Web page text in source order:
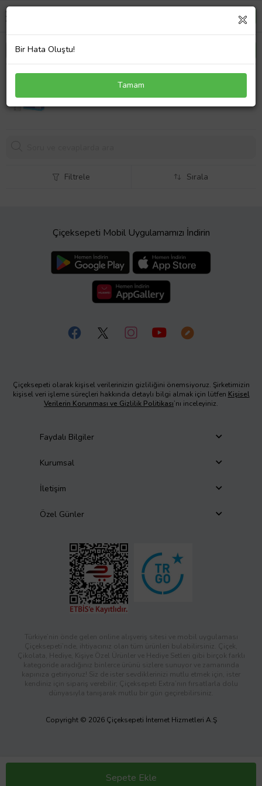
Lansinoh Süt Saklama Poşeti 25'li (Standart)
Sepete Ekle
Filtrele Sırala
Çiçeksepeti Mobil Uygulamamızı İndirin
Çiçeksepeti olarak kişisel verilerinizin gizliliğini önemsiyoruz. Şirketimizin
kişisel veri işleme süreçleri hakkında detaylı bilgi almak için lütfen Kişisel
Verilerin Korunması ve Gizlilik Politikası’nı inceleyiniz.
Faydalı Bilgiler
Kurumsal
İletişim
Özel Günler
Türkiye’nin önde gelen online alışveriş sitesi ve mobil uygulaması
Çiçeksepeti’nde, ihtiyacınız olan tüm ürünleri bulabilirsiniz. Çiçek,
Çikolata, Hediye, Kişiye Özel Ürünler ve Hediye Setleri gibi birçok farklı
kategoride aradığınız binlerce ürünü sizlere sunuyor ve zamanında
kapınıza getiriyoruz! Siz de ister sevdiklerinizi mutlu etmek için, ister
kendiniz için sipariş verebilir; Çiçeksepeti Extra’nın fırsatlarla dolu
dünyasıyla tanışarak mutlu bir gün geçirebilirsiniz.
Copyright © 2026 Çiçeksepeti İnternet Hizmetleri A.Ş
Bir Hata Oluştu!
Tamam